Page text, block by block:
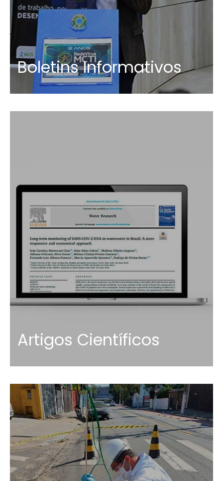
Boletins Informativos
Artigos Científicos